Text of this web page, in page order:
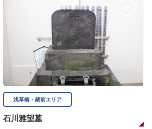
浅草橋・蔵前エリア
石川雅望墓